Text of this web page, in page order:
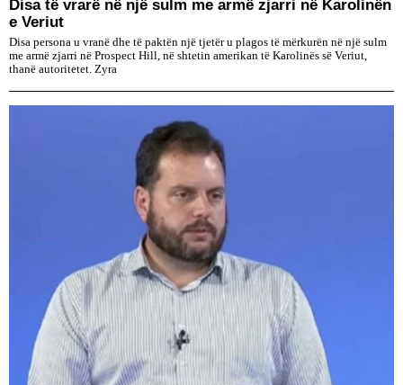
Disa të vrarë në një sulm me armë zjarri në Karolinën
e Veriut
Disa persona u vranë dhe të paktën një tjetër u plagos të mërkurën në një sulm
me armë zjarri në Prospect Hill, në shtetin amerikan të Karolinës së Veriut,
thanë autoritetet. Zyra